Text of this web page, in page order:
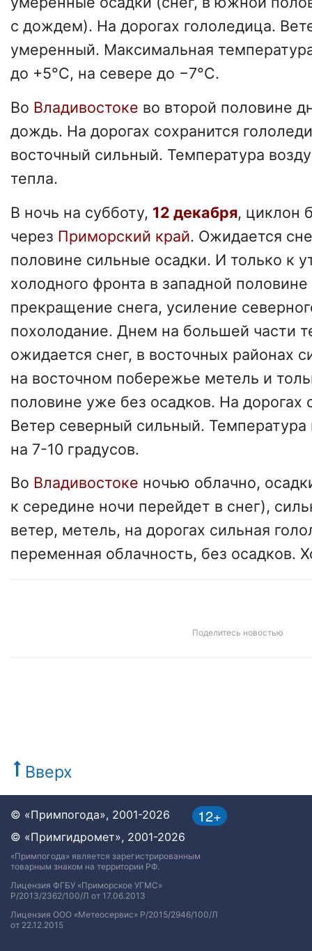
с дождем). На дорогах гололедица.
умеренный. Максимальная
до +5°C, на севере до −7°C.
Во Владивостоке во второй половине
дождь. На дорогах сохранится
восточный сильный. Температура
тепла.
В ночь на субботу, 12 декабря, циклон
через Приморский край. Ожидается
половине сильные осадки. И только к
холодного фронта в западной
прекращение снега, усиление
похолодание. Днем на большей части
ожидается снег, в восточных районах
на восточном побережье метель и
половине уже без осадков. На дорогах
Ветер северный сильный. Температура
на 7-10 градусов.
Во Владивостоке ночью облачно,
к середине ночи перейдет в снег),
ветер, метель, на дорогах сильная
переменная облачность, без осадков.
Поделитесь новостью
Вверх
12+
© «Примпогода», 2001-2026
© «Примгидромет», 2001-2026
«Примпогода» является зарегистрированным
товарным знаком на территории РФ.
Лицензия ФГБУ «Приморское УГМС»
Р/2013/2362/100/Л от 17.06.2013
Лицензия ООО «Метеосервис» Р/2015/2946/100/Л
от 22.12.2015